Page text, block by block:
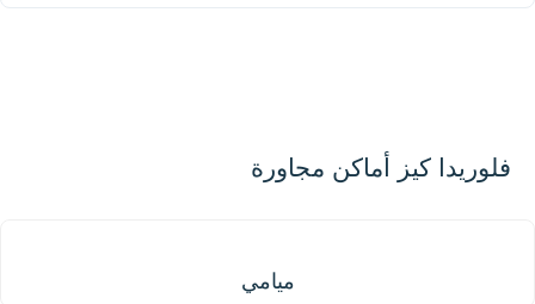
فلوريدا كيز أماكن مجاورة
ميامي